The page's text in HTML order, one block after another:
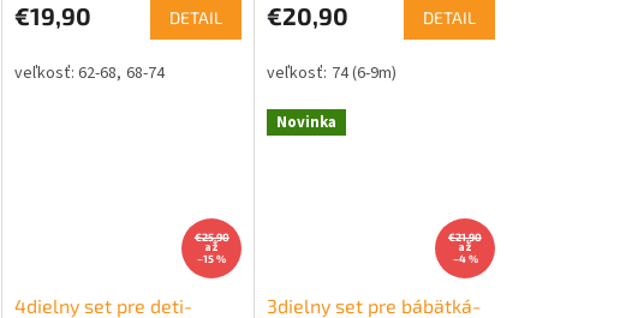
€19,90 DETAIL
62-68 68-74
€20,90 DETAIL
74 (6-9m)
€25,90
až
–15 %
4dielny set pre deti-
Novinka
€21,90
až
–4 %
3dielny set pre bábätká-